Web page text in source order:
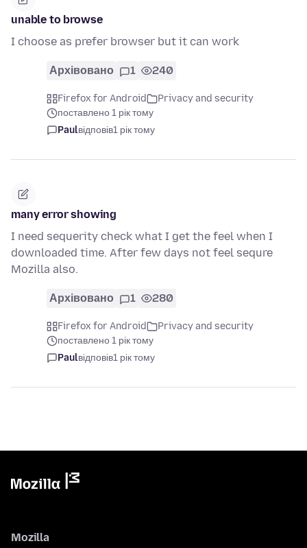
unable to browse
I choose as prefer browser but it can work
Архівовано 1 240
Firefox for Android
Privacy and security
поставлено 1 рік тому
Paulвідповів1 рік тому
many error showing
I need sequerity check what I get the feel when I
downloaded time. After few days not feel sequre
Mozilla also.
Архівовано 1 280
Firefox for Android
Privacy and security
поставлено 1 рік тому
Paulвідповів1 рік тому
Mozilla